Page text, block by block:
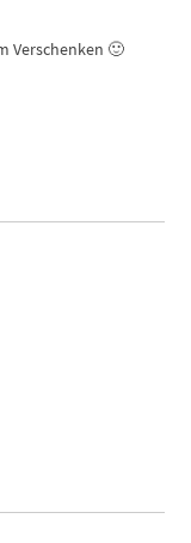
Verschenken 🙂